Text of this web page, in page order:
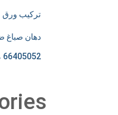
تركيب ورق
دهان صباغ
66405052 معلم صباغ و تركيب ورق جدران